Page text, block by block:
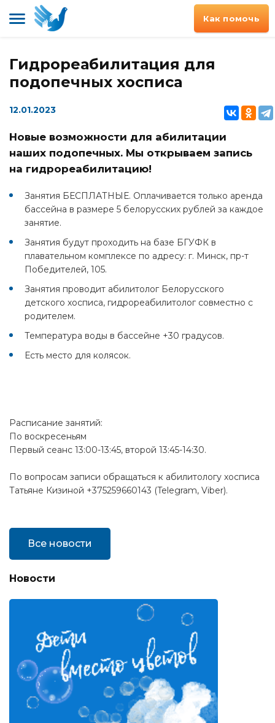
Как помочь
Гидрореабилитация для
подопечных хосписа
12.01.2023
Новые возможности для абилитации
наших подопечных. Мы открываем запись
на гидрореабилитацию!
Занятия БЕСПЛАТНЫЕ. Оплачивается только аренда
бассейна в размере 5 белорусских рублей за каждое
занятие.
Занятия будут проходить на базе БГУФК в
плавательном комплексе по адресу: г. Минск, пр-т
Победителей, 105.
Занятия проводит абилитолог Белорусского
детского хосписа, гидрореабилитолог совместно с
родителем.
Температура воды в бассейне +30 градусов.
Есть место для колясок.
Расписание занятий:
По воскресеньям
Первый сеанс 13:00-13:45, второй 13:45-14:30.
По вопросам записи обращаться к абилитологу хосписа
Татьяне Кизиной +375259660143 (Telegram, Viber).
Все новости
Новости